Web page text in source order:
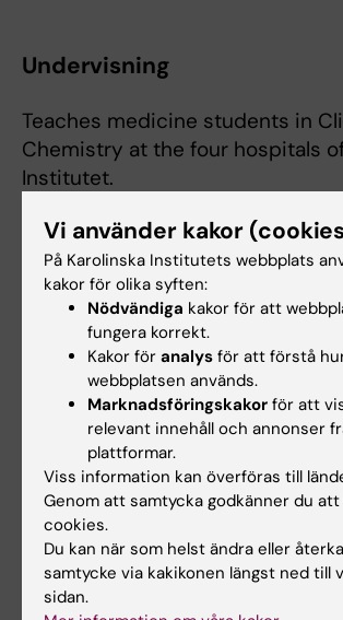
Undervisning
Teaches medicine students in
Chemistry at the four hospitals
Institutet.
Program director for resident MD
clinical chemistry at Karolinska
Hospital.
Arranged anintroductory course
and learning for residents in
Länkar:
Svenska Sällskapet för Trombos och
Clinical Chemistry at Karolinska University
Forskningsområden:
Hematologi
Klinisk laboratoriemedicin
Är du Maria Farm?
Vi använder kakor
På Karolinska Institutets webbplats
kakor för olika syften:
Nödvändiga kakor för att
fungera korrekt.
Kakor för analys för att förstå
webbplatsen används.
Marknadsföringskakor för att
relevant innehåll och annonser
plattformar.
Viss information kan överföras till
Genom att samtycka godkänner du
cookies.
Du kan när som helst ändra eller
samtycke via kakikonen längst ned till
sidan.